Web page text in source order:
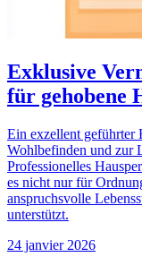
Exklusive
für gehobene
Ein exzellent geführter
Wohlbefinden und zur
Professionelles
es nicht nur für
anspruchsvolle
unterstützt.
24 janvier 2026